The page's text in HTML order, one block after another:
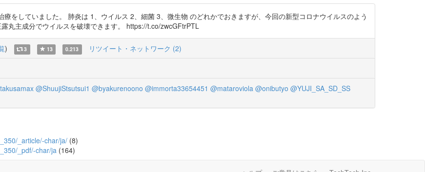
をしていました。 肺炎は 1、ウイルス 2、細菌 3、微生物 のどれかでおきますが、今回の新型コロナウイルスのよう
丸主成分でウイルスを破壊できます。 https://t.co/zwcGFtrPTL
) 3 13 0.213 リツイート・ネットワーク (2)
@ShuujiStsutsui1 @byakurenoono @immorta33654451 @mataroviola @onibutyo @YUJI_SA_SD_SS
_article/-char/ja/ (8)
_pdf/-char/ja (164)